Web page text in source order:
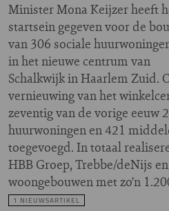
Minister Mona Keijzer heeft
startsein gegeven voor de
van 306 sociale
in het nieuwe centrum van
Schalkwijk in Haarlem Zuid.
vernieuwing van het
zeventig van de vorige eeuw
huurwoningen en 421
toegevoegd. In totaal
HBB Groep, Trebbe/deNijs
woongebouwen met zo’n
1 NIEUWSARTIKEL